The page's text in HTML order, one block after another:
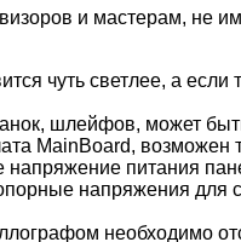
и мастерам, не
чуть светлее, а если
шлейфов, может
MainBoard,
напряжение питания
напряжения для
необходимо